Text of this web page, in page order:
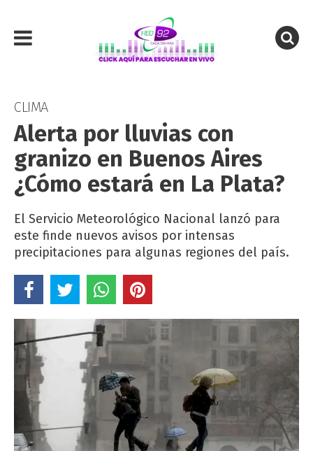
CLIMA
Alerta por lluvias con
granizo en Buenos Aires
¿Cómo estará en La Plata?
El Servicio Meteorológico Nacional lanzó para
este finde nuevos avisos por intensas
precipitaciones para algunas regiones del país.